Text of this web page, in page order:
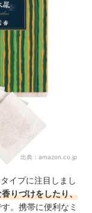
出典： amazon.co.jp
イプに注目しまし
りづけをしたり、
。携帯に便利なミ